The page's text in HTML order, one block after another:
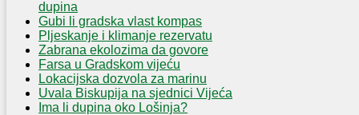
dupina
Gubi li gradska vlast kompas
Pljeskanje i klimanje rezervatu
Zabrana ekolozima da govore
Farsa u Gradskom vijeću
Lokacijska dozvola za marinu
Uvala Biskupija na sjednici Vijeća
Ima li dupina oko Lošinja?